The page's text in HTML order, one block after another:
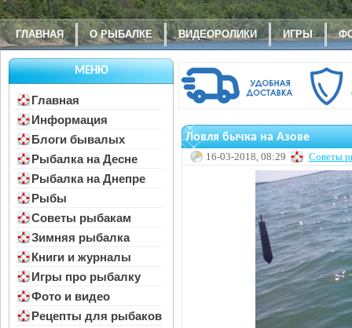
ГЛАВНАЯ О РЫБАЛКЕ ВИДЕОРОЛИКИ ИГРЫ
МЕНЮ
Главная
Информация
Блоги бывалых
Рыбалка на Десне
Рыбалка на Днепре
Рыбы
Советы рыбакам
Зимняя рыбалка
Книги и журналы
Игры про рыбалку
Фото и видео
Рецепты для рыбаков
Ловля бычка на Азове
16-03-2018, 08:29 Советы